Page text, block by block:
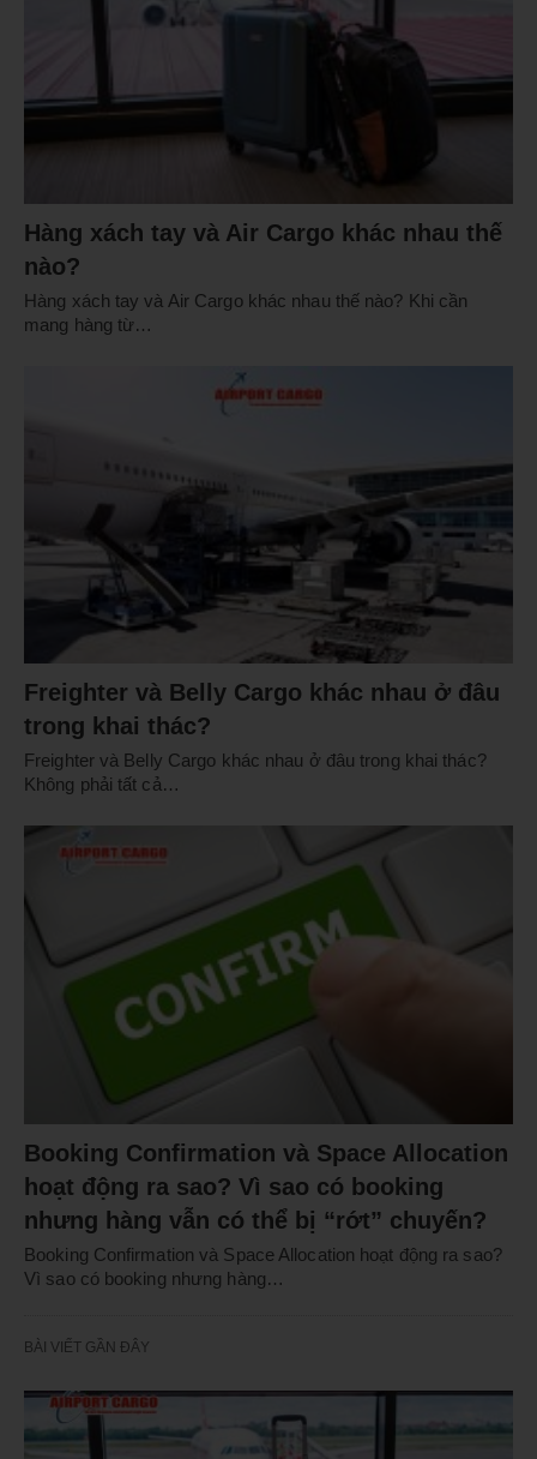
Hàng xách tay và Air Cargo khác nhau thế
nào?
Hàng xách tay và Air Cargo khác nhau thế nào? Khi cần
mang hàng từ…
Freighter và Belly Cargo khác nhau ở đâu
trong khai thác?
Freighter và Belly Cargo khác nhau ở đâu trong khai thác?
Không phải tất cả…
Booking Confirmation và Space Allocation
hoạt động ra sao? Vì sao có booking
nhưng hàng vẫn có thể bị “rớt” chuyến?
Booking Confirmation và Space Allocation hoạt động ra sao?
Vì sao có booking nhưng hàng…
BÀI VIẾT GẦN ĐÂY